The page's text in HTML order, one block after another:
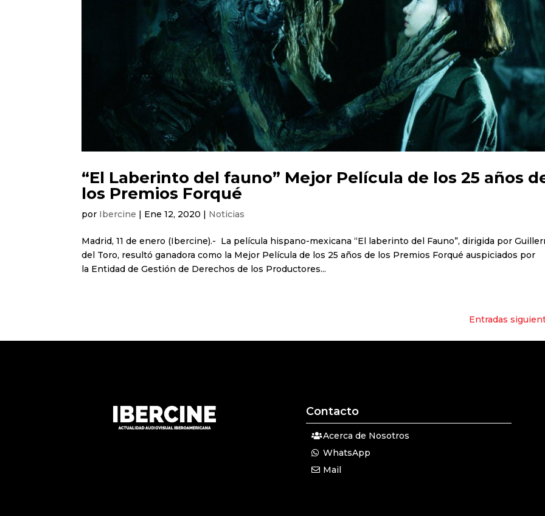
“El Laberinto del fauno” Mejor Película de los 25 años
los Premios Forqué
por Ibercine Ene 12, 2020 Noticias
Madrid, 11 de enero (Ibercine).- La película hispano-mexicana “El laberinto del Fauno”, dirigida por
del Toro, resultó ganadora como la Mejor Película de los 25 años de los Premios Forqué auspiciados por
la Entidad de Gestión de Derechos de los Productores...
Entradas
Contacto
Acerca de Nosotros
WhatsApp
Mail